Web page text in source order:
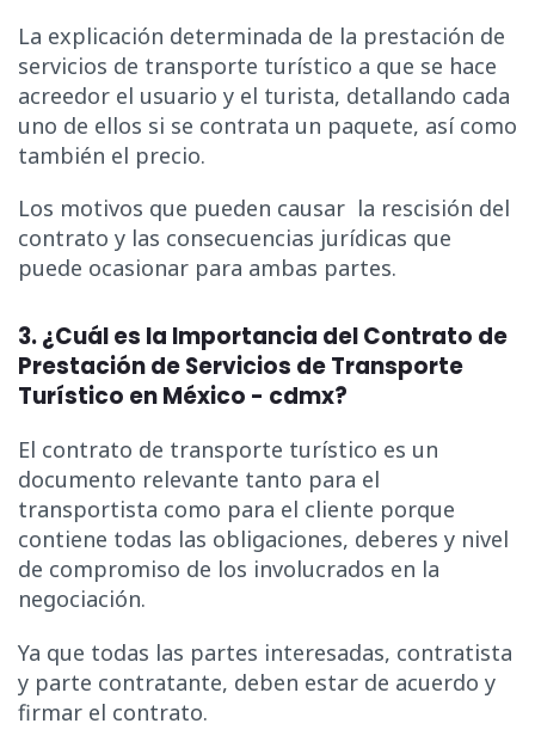
La explicación determinada de la prestación de
servicios de transporte turístico a que se hace
acreedor el usuario y el turista, detallando cada
uno de ellos si se contrata un paquete, así como
también el precio.
Los motivos que pueden causar la rescisión del
contrato y las consecuencias jurídicas que
puede ocasionar para ambas partes.
3. ¿Cuál es la Importancia del Contrato de
Prestación de Servicios de Transporte
Turístico en México - cdmx?
El contrato de transporte turístico es un
documento relevante tanto para el
transportista como para el cliente porque
contiene todas las obligaciones, deberes y nivel
de compromiso de los involucrados en la
negociación.
Ya que todas las partes interesadas, contratista
y parte contratante, deben estar de acuerdo y
firmar el contrato.